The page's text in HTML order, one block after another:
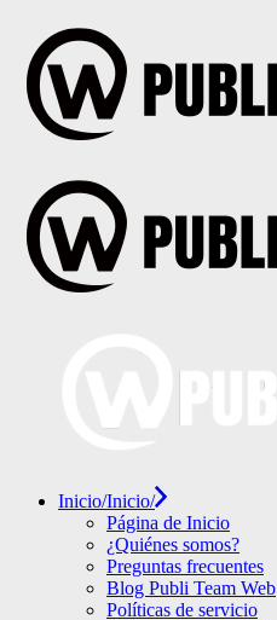
the
content
Inicio/Inicio/
Página de Inicio
¿Quiénes somos?
Preguntas frecuentes
Blog Publi Team Web
Políticas de servicio